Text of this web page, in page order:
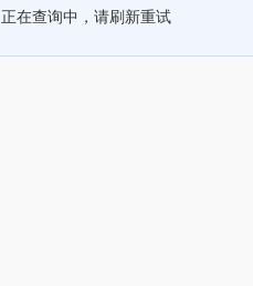
正在查询中，请刷新重试